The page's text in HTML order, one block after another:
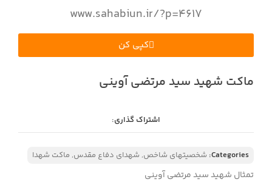
www.sahabiun.ir/?p=4617
کپی کن
ماکت شهید سید مرتضی آوینی
اشتراک گذاری:
Categories: شخصیتهای شاخص, شهدای دفاع مقدس, ماکت شهدا
تمثال شهید سید مرتضی آوینی